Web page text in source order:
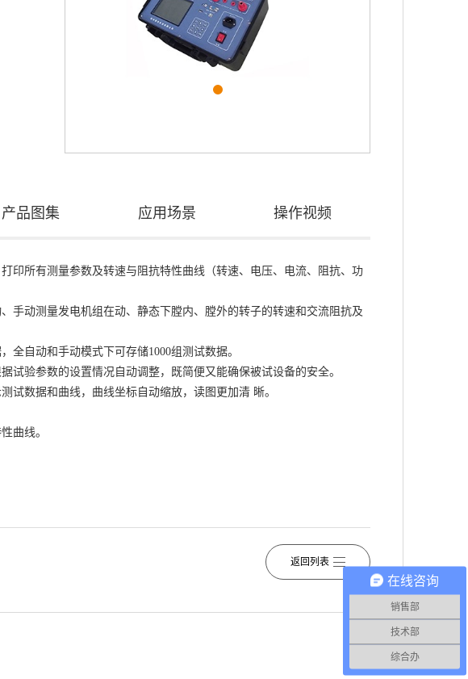
产品图集 应用场景 操作视频
印所有测量参数及转速与阻抗特性曲线（转速、电压、电流、阻抗、功
手动测量发电机组在动、静态下膛内、膛外的转子的转速和交流阻抗及
全自动和手动模式下可存储1000组测试数据。
试验参数的设置情况自动调整，既简便又能确保被试设备的安全。
试数据和曲线，曲线坐标自动缩放，读图更加清 晰。
曲线。
返回列表
在线咨询
销售部
技术部
综合办